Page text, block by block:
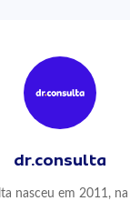
dr.consulta
nasceu em 2011,